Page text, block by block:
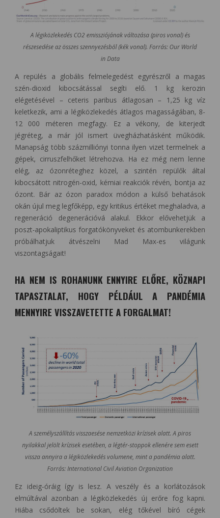
A légiközlekedés CO2 emissziójának változása (piros vonal) és
részesedése az összes szennyezésből (kék vonal). Forrás: Our World
in Data
A repülés a globális felmelegedést egyrészről a magas
szén-dioxid kibocsátással segíti elő. 1 kg kerozin
elégetésével – ceteris paribus átlagosan – 1,25 kg víz
keletkezik, ami a légiközlekedés átlagos magasságában, 8-
12 000 méteren megfagy. Ez a vékony, de kiterjedt
jégréteg, a már jól ismert üvegházhatásként működik.
Manapság több százmilliónyi tonna ilyen vizet termelnek a
gépek, cirruszfelhőket létrehozva. Ha ez még nem lenne
elég, az ózonréteghez közel, a szintén repülők által
kibocsátott nitrogén-oxid, kémiai reakciók révén, bontja az
ózont. Bár az ózon paradox módon a külső behatások
okán újul meg legfőképp, egy kritikus értéket meghaladva, a
regeneráció degenerációvá alakul. Ekkor elővehetjük a
poszt-apokaliptikus forgatókönyveket és atombunkerekben
próbálhatjuk átvészelni Mad Max-es világunk
viszontagságait!
HA NEM IS ROHANUNK ENNYIRE ELŐRE, KÖZNAPI
TAPASZTALAT, HOGY PÉLDÁUL A PANDÉMIA
MENNYIRE VISSZAVETETTE A FORGALMAT!
A személyszállítás visszaesése nemzetközi krízisek alatt. A piros
nyilakkal jelölt krízisek esetében, a légtér-stoppok ellenére sem esett
vissza annyira a légiközlekedés volumene, mint a pandémia alatt.
Forrás: International Civil Aviation Organization
Ez ideig-óráig így is lesz. A veszély és a korlátozások
elmúltával azonban a légiközlekedés új erőre fog kapni.
Hiába csődöltek be sokan, elég tőkével bíró cégek